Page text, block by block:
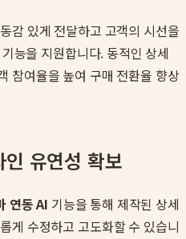
감 있게 전달하고 고객의 시선을
능을 지원합니다. 동적인 상세
참여율을 높여 구매 전환율 향상
유연성 확보
연동 AI 기능을 통해 제작된 상세
게 수정하고 고도화할 수 있습니